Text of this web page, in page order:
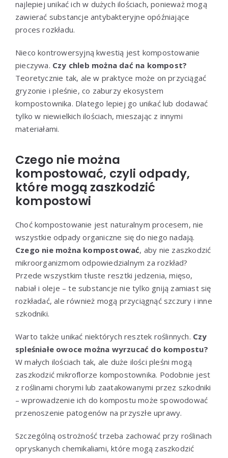
najlepiej unikać ich w dużych ilościach, ponieważ mogą
zawierać substancje antybakteryjne opóźniające
proces rozkładu.
Nieco kontrowersyjną kwestią jest kompostowanie
pieczywa. Czy chleb można dać na kompost?
Teoretycznie tak, ale w praktyce może on przyciągać
gryzonie i pleśnie, co zaburzy ekosystem
kompostownika. Dlatego lepiej go unikać lub dodawać
tylko w niewielkich ilościach, mieszając z innymi
materiałami.
Czego nie można
kompostować, czyli odpady,
które mogą zaszkodzić
kompostowi
Choć kompostowanie jest naturalnym procesem, nie
wszystkie odpady organiczne się do niego nadają.
Czego nie można kompostować, aby nie zaszkodzić
mikroorganizmom odpowiedzialnym za rozkład?
Przede wszystkim tłuste resztki jedzenia, mięso,
nabiał i oleje – te substancje nie tylko gniją zamiast się
rozkładać, ale również mogą przyciągnąć szczury i inne
szkodniki.
Warto także unikać niektórych resztek roślinnych. Czy
spleśniałe owoce można wyrzucać do kompostu?
W małych ilościach tak, ale duże ilości pleśni mogą
zaszkodzić mikroflorze kompostownika. Podobnie jest
z roślinami chorymi lub zaatakowanymi przez szkodniki
– wprowadzenie ich do kompostu może spowodować
przenoszenie patogenów na przyszłe uprawy.
Szczególną ostrożność trzeba zachować przy roślinach
opryskanych chemikaliami, które mogą zaszkodzić